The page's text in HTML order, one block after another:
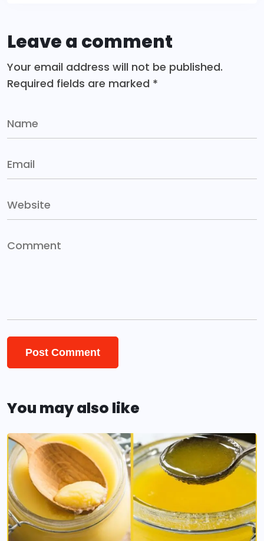
Leave a comment
Your email address will not be published.
Required fields are marked *
You may also like